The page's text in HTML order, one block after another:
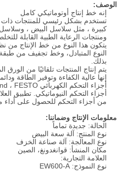
الوصف:
إنه خط إنتاج أوتوماتيكي كامل
تستخدم بشكل رئيسي للمنتجات ذات
كبيرة ، مثل سلاسل البيض ،
ومنتجات الرعاية الطبية القابلة
يتكون هذا النوع من خط الإنتاج من
النوع المتبادل، وخط تجفيف من
بذلك.
يتم إنتاج المنتجات تلقائيًا من
إنها عالية الكفاءة وتوفير الطاقة
أجزاء التحكم النيوماتيكي. تطبيق
من أجزاء التحكم للحصول على أداء
معلومات الإنتاج وضماننا:
الحالة: جديدة تماماً
نوع المنتج: آلة سعة البيض
نوع المعالجة: آلة صناعة الخزف
مكان المنشأ: قوانغدونغ، الصين
العلامة التجارية:
نوع النموذج: EW600-A